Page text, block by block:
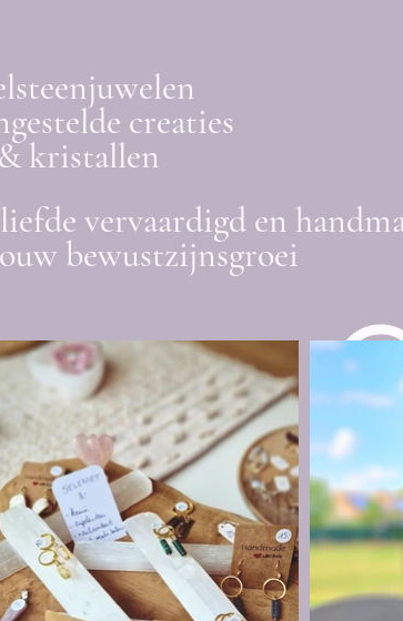
creaties
kristallen
vervaardigd en
bewustzijnsgroei